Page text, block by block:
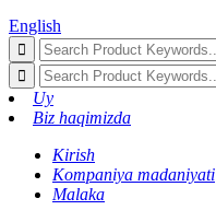
English
Uy
Biz haqimizda
Kirish
Kompaniya madaniyati
Malaka